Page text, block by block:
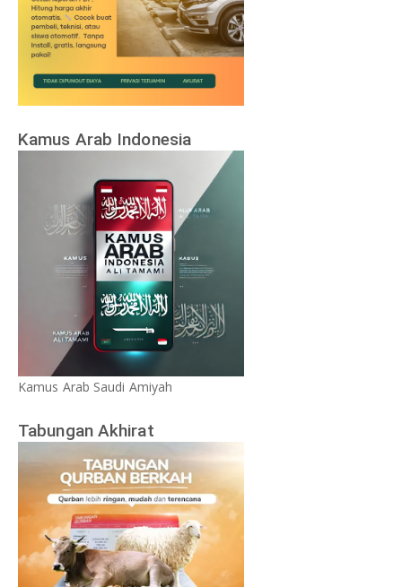
Kamus Arab Indonesia
Kamus Arab Saudi Amiyah
Tabungan Akhirat